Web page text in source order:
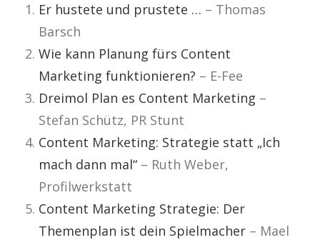
Er hustete und prustete … – Thomas
Barsch
Wie kann Planung fürs Content
Marketing funktionieren? – E-Fee
Dreimol Plan es Content Marketing –
Stefan Schütz, PR Stunt
Content Marketing: Strategie statt „Ich
mach dann mal“ – Ruth Weber,
Profilwerkstatt
Content Marketing Strategie: Der
Themenplan ist dein Spielmacher – Mael